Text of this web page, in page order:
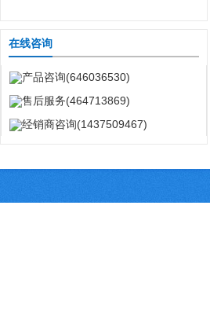
在线咨询
产品咨询(646036530)
售后服务(464713869)
经销商咨询(1437509467)